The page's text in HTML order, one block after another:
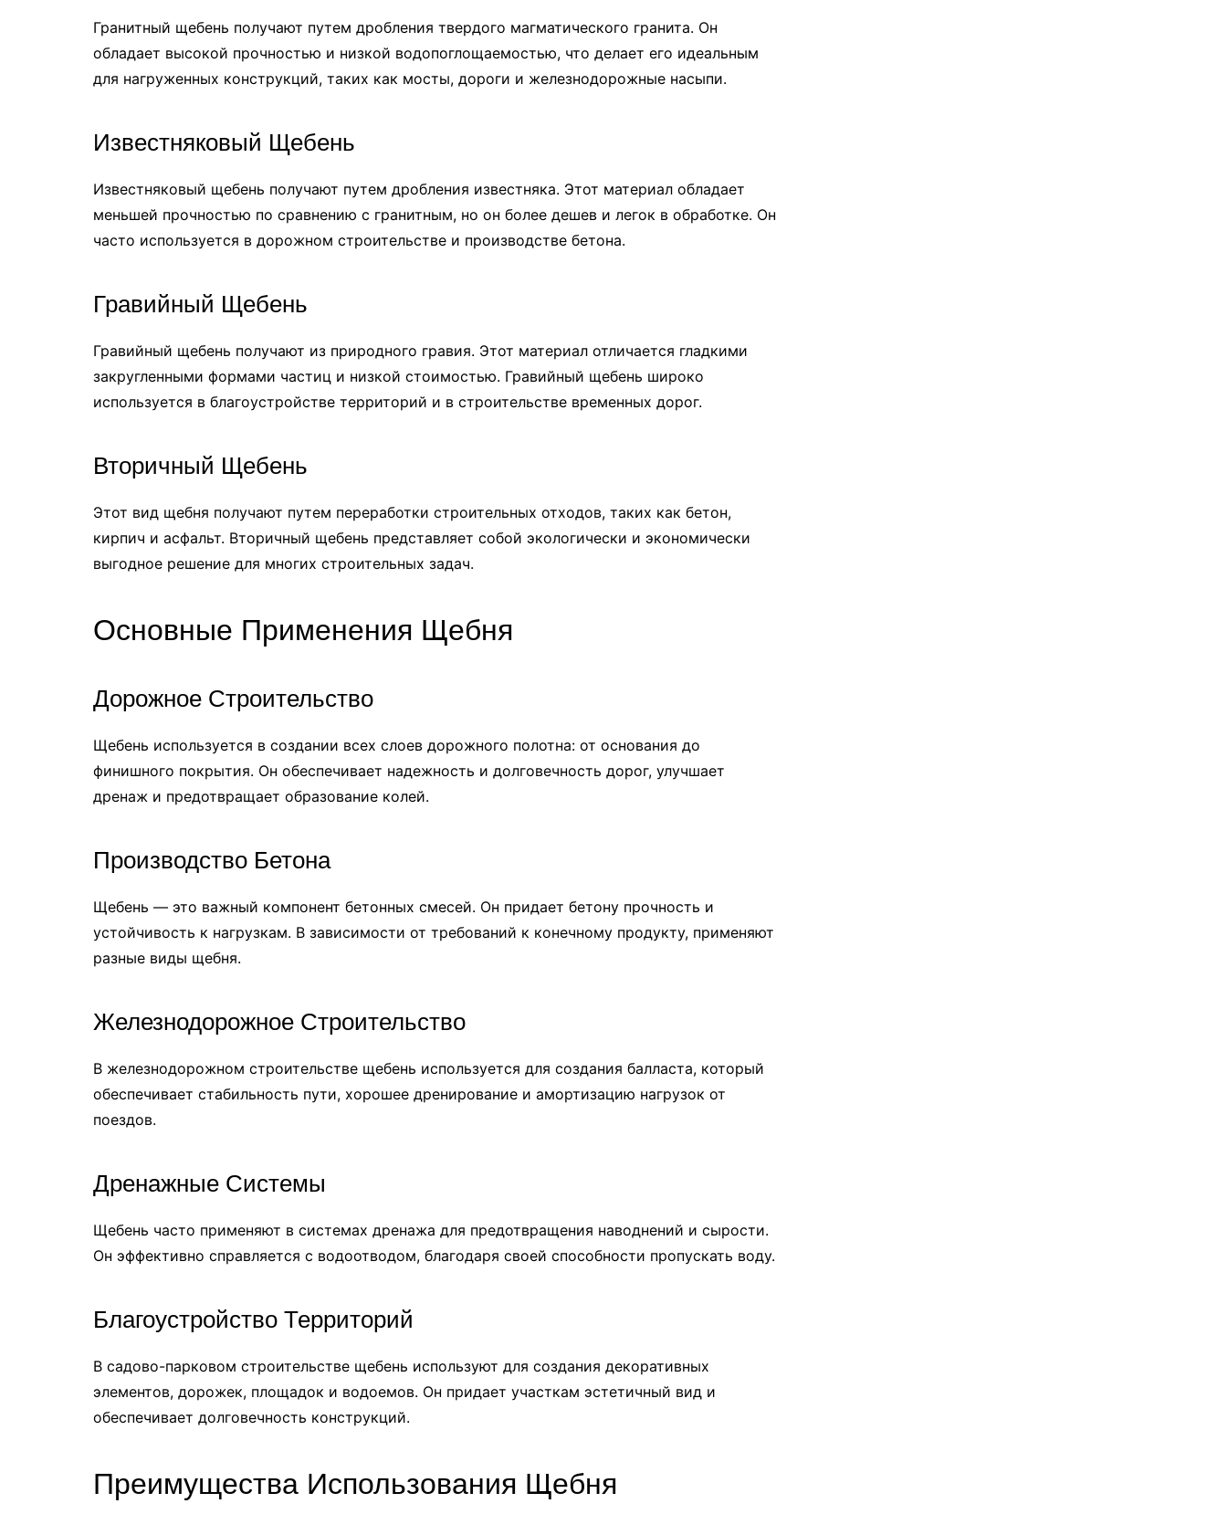
Гранитный щебень получают путем дробления твердого магматического гранита. Он
обладает высокой прочностью и низкой водопоглощаемостью, что делает его идеальным
для нагруженных конструкций, таких как мосты, дороги и железнодорожные насыпи.
Известняковый Щебень
Известняковый щебень получают путем дробления известняка. Этот материал обладает
меньшей прочностью по сравнению с гранитным, но он более дешев и легок в обработке. Он
часто используется в дорожном строительстве и производстве бетона.
Гравийный Щебень
Гравийный щебень получают из природного гравия. Этот материал отличается гладкими
закругленными формами частиц и низкой стоимостью. Гравийный щебень широко
используется в благоустройстве территорий и в строительстве временных дорог.
Вторичный Щебень
Этот вид щебня получают путем переработки строительных отходов, таких как бетон,
кирпич и асфальт. Вторичный щебень представляет собой экологически и экономически
выгодное решение для многих строительных задач.
Основные Применения Щебня
Дорожное Строительство
Щебень используется в создании всех слоев дорожного полотна: от основания до
финишного покрытия. Он обеспечивает надежность и долговечность дорог, улучшает
дренаж и предотвращает образование колей.
Производство Бетона
Щебень — это важный компонент бетонных смесей. Он придает бетону прочность и
устойчивость к нагрузкам. В зависимости от требований к конечному продукту, применяют
разные виды щебня.
Железнодорожное Строительство
В железнодорожном строительстве щебень используется для создания балласта, который
обеспечивает стабильность пути, хорошее дренирование и амортизацию нагрузок от
поездов.
Дренажные Системы
Щебень часто применяют в системах дренажа для предотвращения наводнений и сырости.
Он эффективно справляется с водоотводом, благодаря своей способности пропускать воду.
Благоустройство Территорий
В садово-парковом строительстве щебень используют для создания декоративных
элементов, дорожек, площадок и водоемов. Он придает участкам эстетичный вид и
обеспечивает долговечность конструкций.
Преимущества Использования Щебня